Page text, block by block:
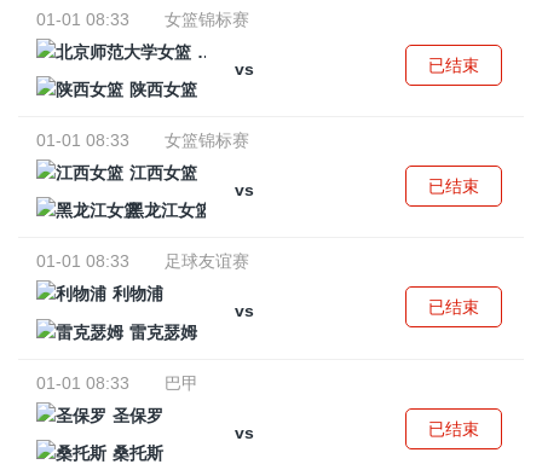
01-01 08:33
女篮锦标赛
北京师范大学女篮
vs
陕西女篮
已结束
01-01 08:33
女篮锦标赛
江西女篮
vs
黑龙江女篮
已结束
01-01 08:33
足球友谊赛
利物浦
vs
雷克瑟姆
已结束
01-01 08:33
巴甲
圣保罗
vs
桑托斯
已结束